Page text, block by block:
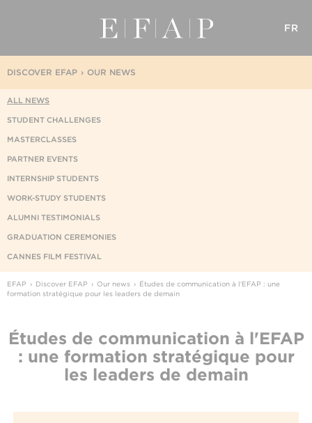
FR
OUR NEWS
DISCOVER EFAP
ALL NEWS
STUDENT CHALLENGES
MASTERCLASSES
PARTNER EVENTS
INTERNSHIP STUDENTS
WORK-STUDY STUDENTS
ALUMNI TESTIMONIALS
GRADUATION CEREMONIES
CANNES FILM FESTIVAL
EFAP Discover EFAP Our news
Études de communication à l'EFAP : une
formation stratégique pour les leaders de demain
Études de communication à l'EFAP
: une formation stratégique pour
les leaders de demain